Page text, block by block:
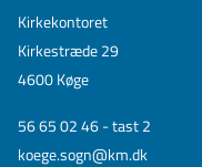
Kirkekontoret
Kirkestræde 29
4600 Køge
56 65 02 46 - tast 2
koege.sogn@km.dk